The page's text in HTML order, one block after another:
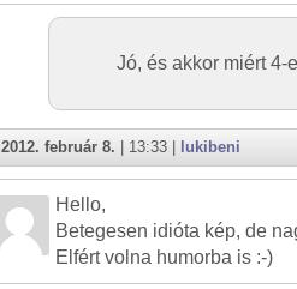
Jó, és akkor miért 4-
2012. február 8. | 13:33 | lukibeni
Hello,
Betegesen idióta kép, de
Elfért volna humorba is :-)